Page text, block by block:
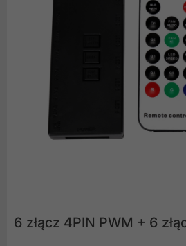
6 złącz 4PIN PWM + 6